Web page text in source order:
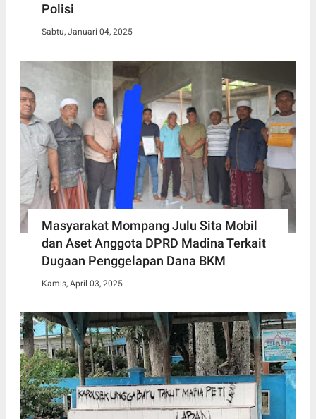
Polisi
Sabtu, Januari 04, 2025
Masyarakat Mompang Julu Sita Mobil
dan Aset Anggota DPRD Madina Terkait
Dugaan Penggelapan Dana BKM
Kamis, April 03, 2025